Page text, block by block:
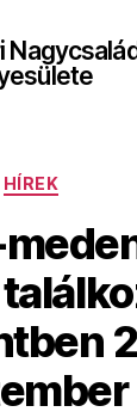
Kategóriák
HÍREK